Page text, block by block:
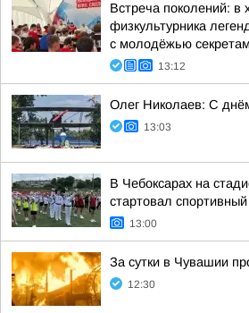
Встреча поколений: в
физкультурника
с молодёжью
13:12
Олег Николаев: С
13:03
В Чебоксарах на
стартовал
13:00
За сутки в Чувашии
12:30